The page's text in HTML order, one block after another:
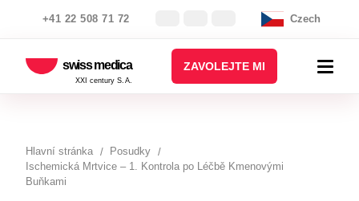
+41 22 508 71 72 Czech
swiss medica
XXI century S.A.
ZAVOLEJTE MI
Hlavní stránka
Posudky
Ischemická Mrtvice – 1. Kontrola po Léčbě Kmenovými
Buňkami